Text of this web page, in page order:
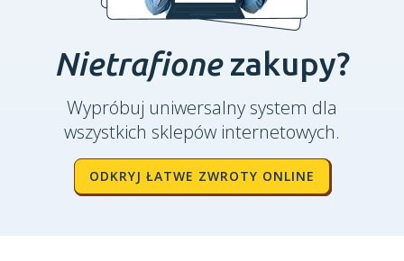
Nietrafionezakupy?
Wypróbuj uniwersalny system dla
wszystkich sklepów internetowych.
ODKRYJ ŁATWE ZWROTY ONLINE